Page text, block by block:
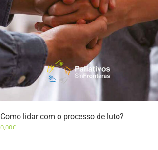
Como lidar com o processo de luto?
0,00€